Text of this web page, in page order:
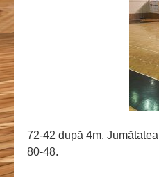
72-42 după 4m.
80-48.